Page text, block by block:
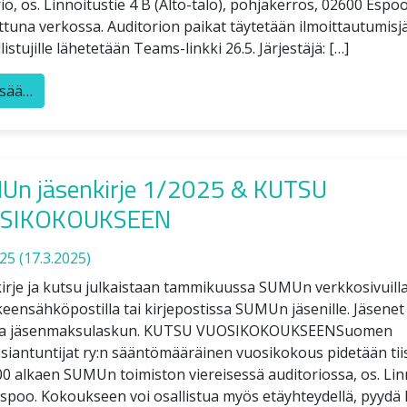
os. Linnoitustie 4 B (Alto-talo), pohjakerros, 02600
verkossa. Auditorion paikat täytetään
lähetetään Teams-linkki 26.5. Järjestäjä: […]
jäsenkirje 1/2025 & KUTSU
(17.3.2025)
ja kutsu julkaistaan tammikuussa SUMUn
tai kirjepostissa SUMUn jäsenille.
jäsenmaksulaskun. KUTSU VUOSIKOKOUKSEENSuomen
ry:n sääntömääräinen vuosikokous pidetään
alkaen SUMUn toimiston viereisessä auditoriossa, os.
Kokoukseen voi osallistua myös etäyhteydellä, pyydä